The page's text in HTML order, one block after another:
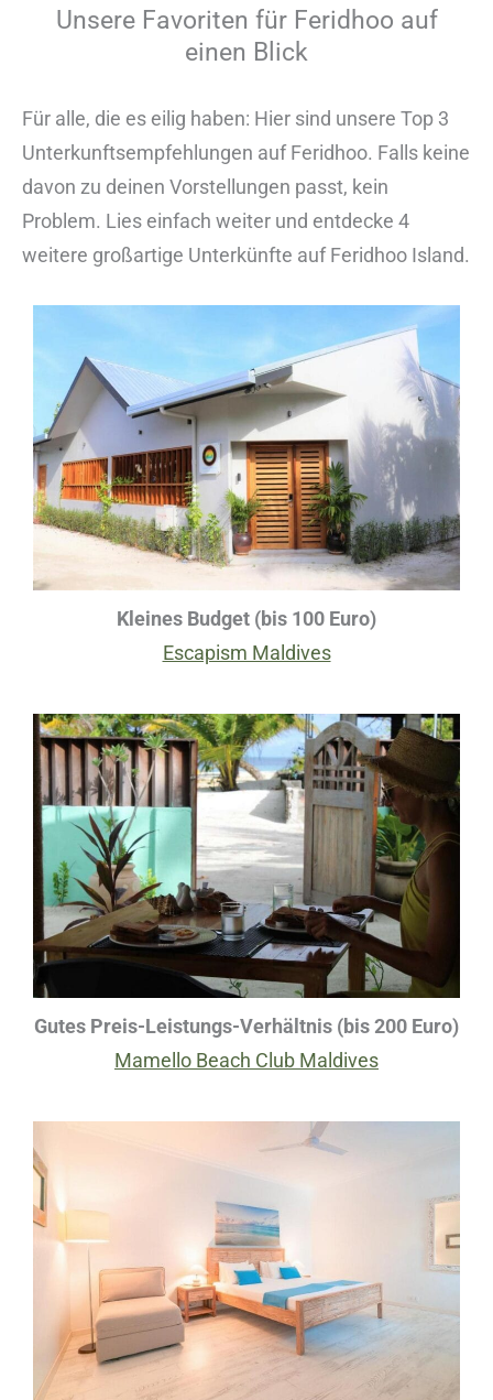
Unsere Favoriten für Feridhoo auf
einen Blick
Für alle, die es eilig haben: Hier sind unsere Top 3
Unterkunftsempfehlungen auf Feridhoo. Falls keine
davon zu deinen Vorstellungen passt, kein
Problem. Lies einfach weiter und entdecke 4
weitere großartige Unterkünfte auf Feridhoo Island.
Kleines Budget (bis 100 Euro)
Escapism Maldives
Gutes Preis-Leistungs-Verhältnis (bis 200 Euro)
Mamello Beach Club Maldives